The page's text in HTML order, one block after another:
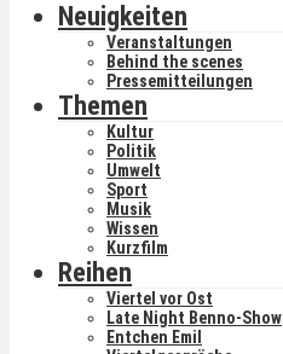
Neuigkeiten
Veranstaltungen
Behind the scenes
Pressemitteilungen
Themen
Kultur
Politik
Umwelt
Sport
Musik
Wissen
Kurzfilm
Reihen
Viertel vor Ost
Late Night Benno-Show
Entchen Emil